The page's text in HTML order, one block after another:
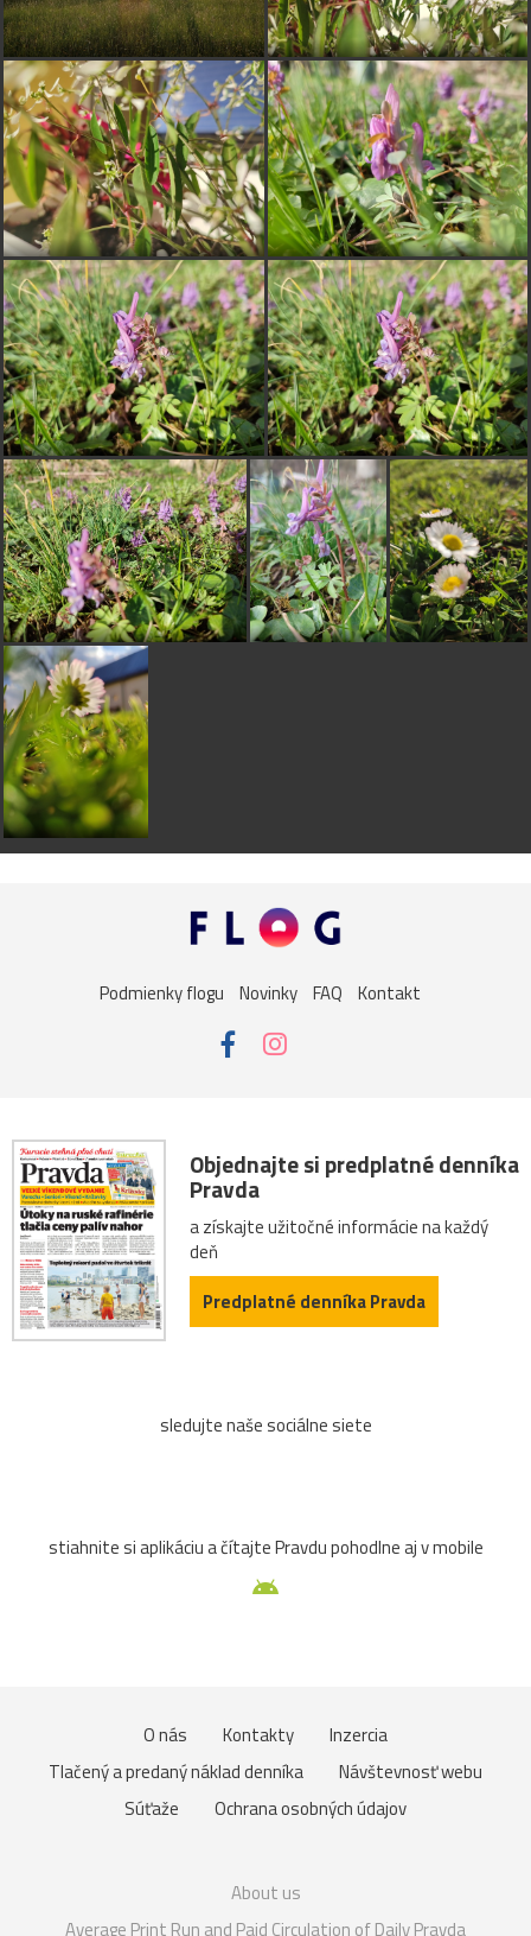
Podmienky flogu Novinky FAQ Kontakt
Objednajte si predplatné denníka
Pravda
a získajte užitočné informácie na každý
deň
Predplatné denníka Pravda
sledujte naše sociálne siete
stiahnite si aplikáciu a čítajte Pravdu pohodlne aj v mobile
O nás Kontakty
Inzercia
Tlačený a predaný náklad denníka
Návštevnosť webu
Súťaže
Ochrana osobných údajov
About us
Average Print Run and Paid Circulation of Daily Pravda